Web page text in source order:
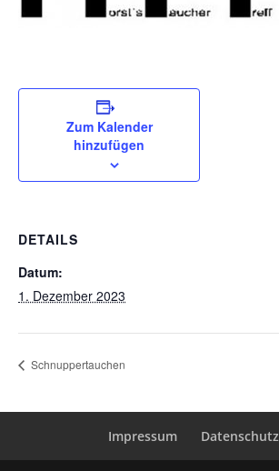
Zum Kalender
hinzufügen
DETAILS
Datum:
1. Dezember 2023
Schnuppertauchen
Impressum Datenschutz